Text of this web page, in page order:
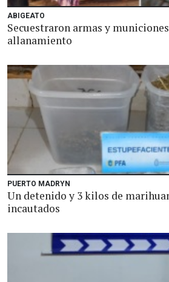
ABIGEATO
Secuestraron armas y
allanamiento
PUERTO MADRYN
Un detenido y 3 kilos de
incautados